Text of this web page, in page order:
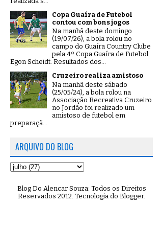
Copa Guaíra de Futebol
contou com bons jogos
Na manhã deste domingo
(19/07/26), a bola rolou no
campo do Guaíra Country Clube
pela 4º Copa Guaíra de Futebol
Egon Scheidt. Resultados dos...
Cruzeiro realiza amistoso
Na manhã deste sábado
(25/05/24), a bola rolou na
Associação Recreativa Cruzeiro
no Jordão foi realizado um
amistoso de futebol em
preparaçã...
ARQUIVO DO BLOG
Blog Do Alencar Souza: Todos os Direitos
Reservados 2012. Tecnologia do Blogger.